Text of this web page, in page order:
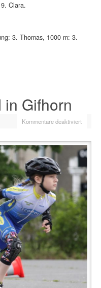
Clara.
3. Thomas, 1000 m: 3.
Gifhorn
Kommentare deaktiviert